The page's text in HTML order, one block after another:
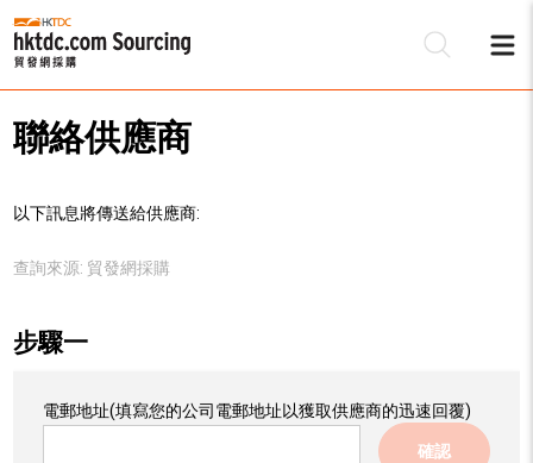
聯絡供應商
以下訊息將傳送給供應商:
查詢來源: 貿發網採購
步驟一
電郵地址(填寫您的公司電郵地址以獲取供應商的迅速回覆)
確認